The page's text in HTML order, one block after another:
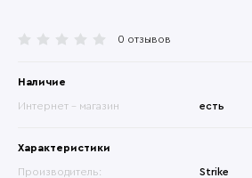
0 отзывов
Наличие
Интернет - магазин есть
Характеристики
Производитель:
Strike